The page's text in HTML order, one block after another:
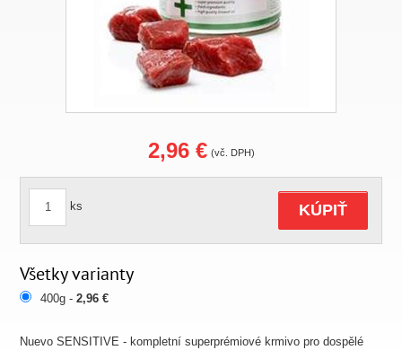
Nuevo SENSITIVE - kompletní superprémiové krmivo pro dospělé
2,96 € (vč. DPH)
ks KÚPIŤ
Všetky varianty
400g -2,96 €